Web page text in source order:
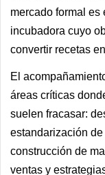
mercado formal
incubadora cuyo
convertir recetas
El
áreas críticas
suelen fracasar:
estandarización
construcción de
ventas y